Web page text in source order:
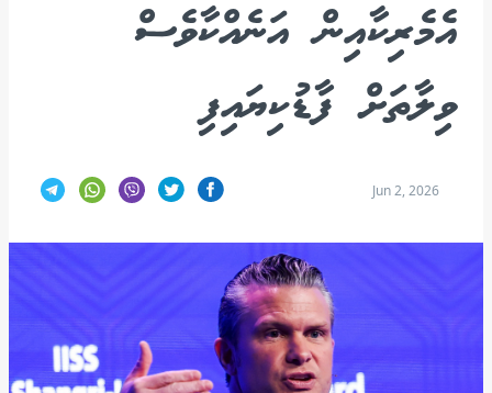
އެމެރިކާއިން އަނެއްކާވެސް
ވިލާތަށް ފާޑުކިޔައިފި
Jun 2, 2026